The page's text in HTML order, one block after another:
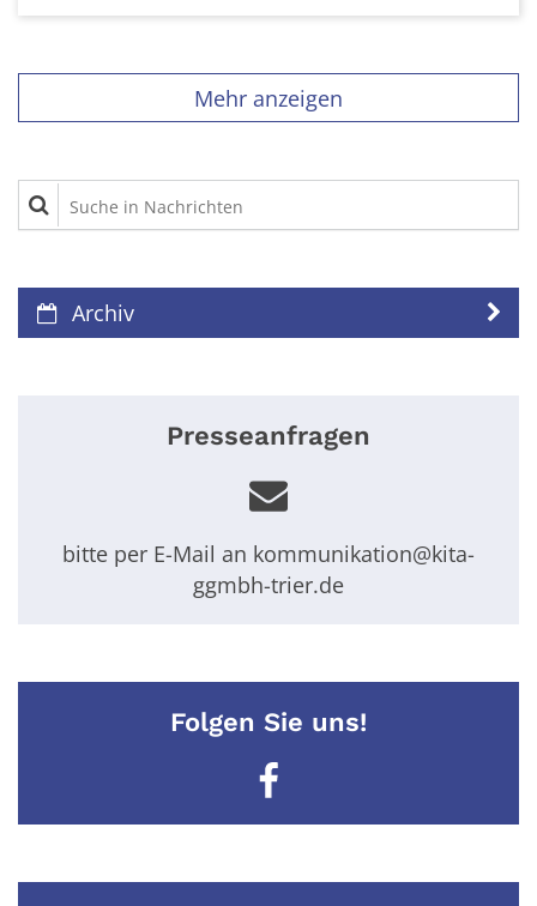
Mehr anzeigen
Suche in Nachrichten
Archiv
Presseanfragen
bitte per E-Mail an kommunikation@kita-
ggmbh-trier.de
Folgen Sie uns!